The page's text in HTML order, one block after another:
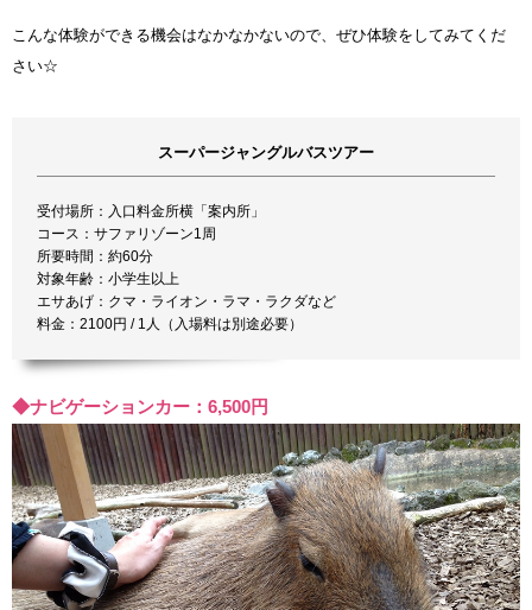
こんな体験ができる機会はなかなかないので、ぜひ体験をしてみてくだ
さい☆
スーパージャングルバスツアー
受付場所：入口料金所横「案内所」
コース：サファリゾーン1周
所要時間：約60分
対象年齢：小学生以上
エサあげ：クマ・ライオン・ラマ・ラクダなど
料金：2100円 / 1人（入場料は別途必要）
◆ナビゲーションカー：6,500円